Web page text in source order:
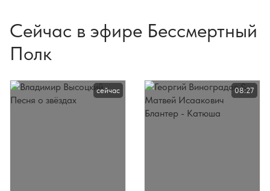
Сейчас в эфире Бессмертный
Полк
сейчас 08:27